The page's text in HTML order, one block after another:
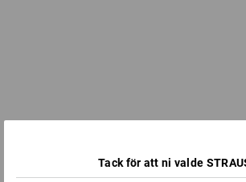
Tack för att ni valde